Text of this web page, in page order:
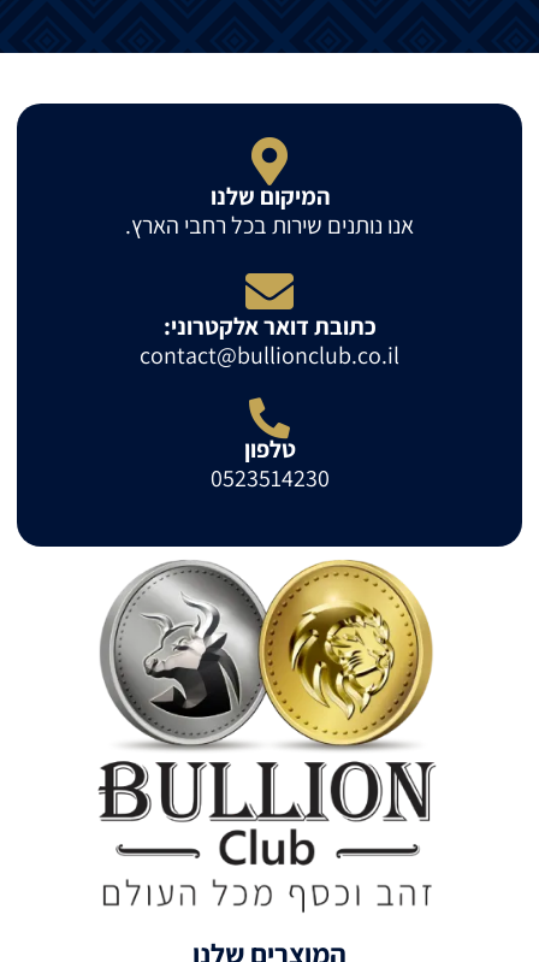
המיקום שלנו
אנו נותנים שירות בכל רחבי הארץ.
כתובת דואר אלקטרוני:
contact@bullionclub.co.il
טלפון
0523514230
המוצרים שלנו